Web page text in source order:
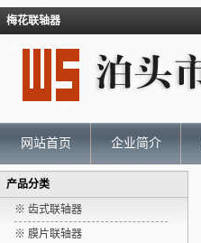
梅花联轴器
网站首页 企业简介
产品分类
※ 齿式联轴器
※ 膜片联轴器